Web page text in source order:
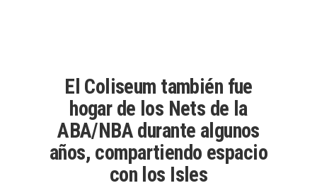
El Coliseum también fue
hogar de los Nets de la
ABA/NBA durante algunos
años, compartiendo espacio
con los Isles